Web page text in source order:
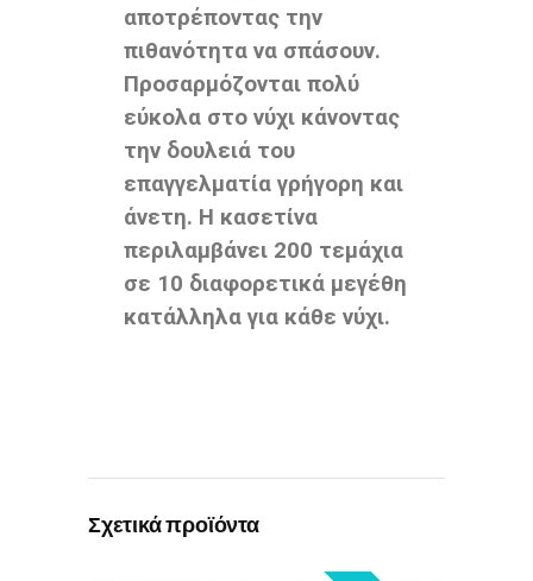
αποτρέποντας την
πιθανότητα να σπάσουν.
Προσαρμόζονται πολύ
εύκολα στο νύχι κάνοντας
την δουλειά του
επαγγελματία γρήγορη και
άνετη. Η κασετίνα
περιλαμβάνει 200 τεμάχια
σε 10 διαφορετικά μεγέθη
κατάλληλα για κάθε νύχι.
Σχετικά προϊόντα